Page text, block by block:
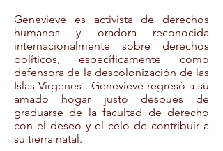
Genevieve es activista de derechos
humanos y oradora reconocida
internacionalmente sobre derechos
políticos, específicamente como
defensora de la descolonización de las
Islas Vírgenes . Genevieve regresó a su
amado hogar justo después de
graduarse de la facultad de derecho
con el deseo y el celo de contribuir a
su tierra natal.